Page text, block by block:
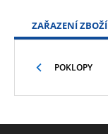
ZAŘAZENÍ ZBOŽÍ
POKLOPY